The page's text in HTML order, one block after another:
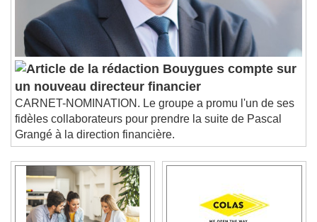
Bouygues compte sur
un nouveau directeur financier
CARNET-NOMINATION. Le groupe a promu l'un de ses
fidèles collaborateurs pour prendre la suite de Pascal
Grangé à la direction financière.